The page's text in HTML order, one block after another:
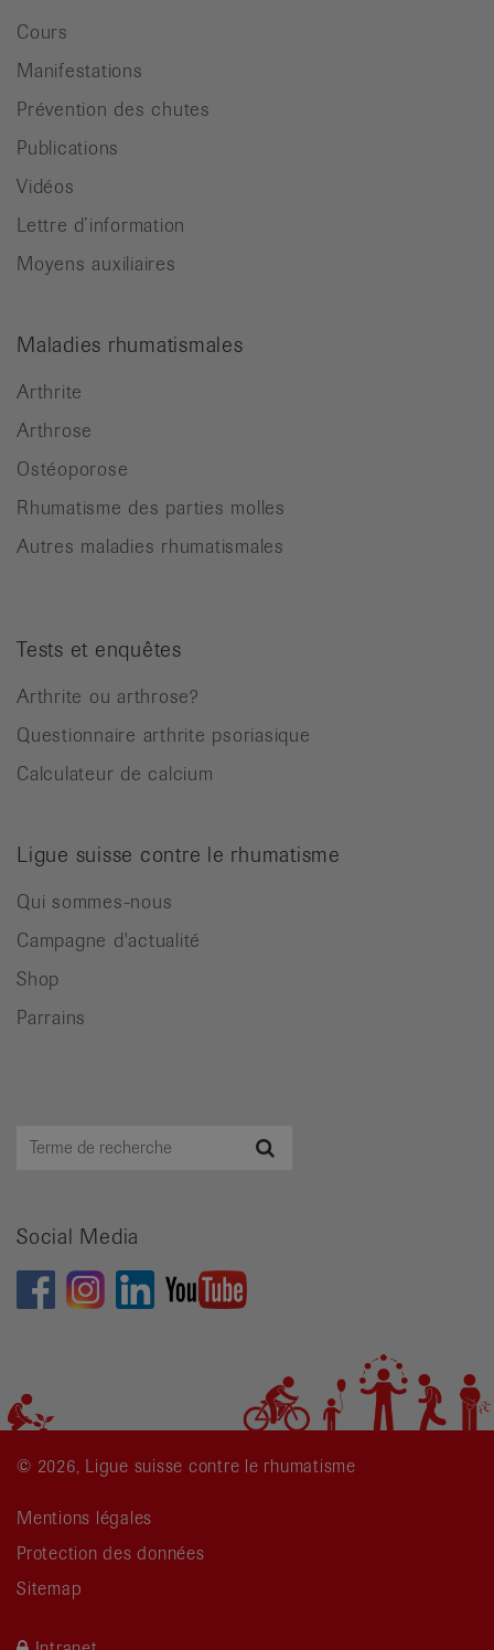
Cours
Manifestations
Prévention des chutes
Publications
Vidéos
Lettre d’information
Moyens auxiliaires
Maladies rhumatismales
Arthrite
Arthrose
Ostéoporose
Rhumatisme des parties molles
Autres maladies rhumatismales
Tests et enquêtes
Arthrite ou arthrose?
Questionnaire arthrite psoriasique
Calculateur de calcium
Ligue suisse contre le rhumatisme
Qui sommes-nous
Campagne d'actualité
Shop
Parrains
Terme
Social Media
© 2026, Ligue suisse contre le rhumatisme
Mentions légales
Protection des données
Sitemap